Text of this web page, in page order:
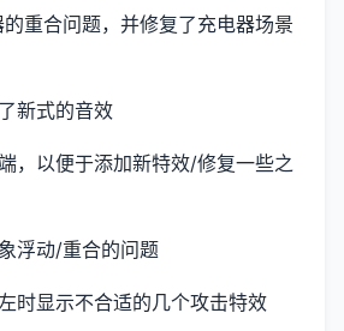
重合问题，并修复了充电器场景
新式的音效
，以便于添加新特效/修复一些之
浮动/重合的问题
时显示不合适的几个攻击特效